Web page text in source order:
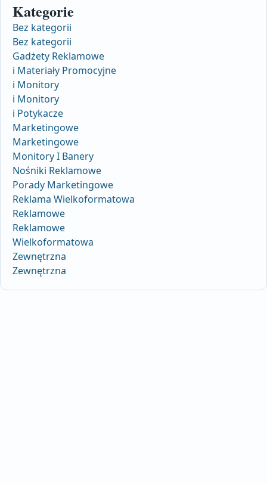
Kategorie
Bez kategorii
Bez kategorii
Gadżety Reklamowe
i Materiały Promocyjne
i Monitory
i Monitory
i Potykacze
Marketingowe
Marketingowe
Monitory I Banery
Nośniki Reklamowe
Porady Marketingowe
Reklama Wielkoformatowa
Reklamowe
Reklamowe
Wielkoformatowa
Zewnętrzna
Zewnętrzna